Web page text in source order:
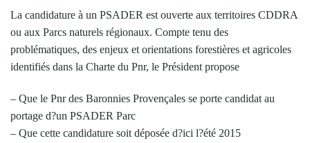
La candidature à un PSADER est ouverte aux territoires CDDRA
ou aux Parcs naturels régionaux. Compte tenu des
problématiques, des enjeux et orientations forestières et agricoles
identifiés dans la Charte du Pnr, le Président propose
– Que le Pnr des Baronnies Provençales se porte candidat au
portage d?un PSADER Parc
– Que cette candidature soit déposée d?ici l?été 2015